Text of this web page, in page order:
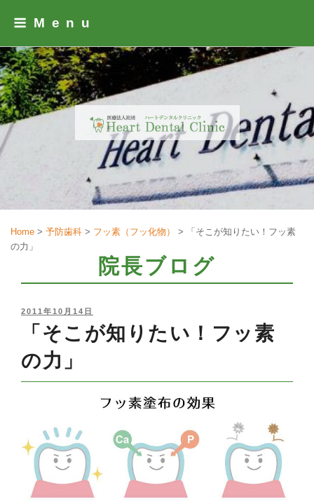
Menu
Home > 予防歯科 > フッ素（フッ化物） >
「そこが知りたい！フッ素
の力」
院長ブログ
POSTED
ON
2011年10月14日
「そこが知りたい！フッ素
の力」